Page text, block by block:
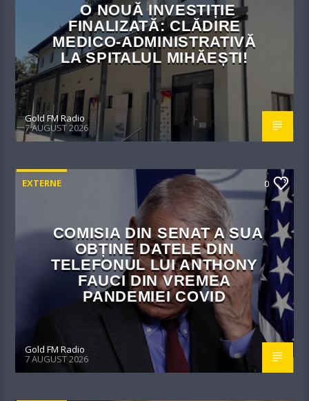
O NOUĂ INVESTIȚIE
FINALIZATĂ: CLĂDIRE
MEDICO-ADMINISTRATIVĂ
LA SPITALUL MIHĂEȘTI!​
Gold FM Radio
7 AUGUST 2026
EXTERNE 0
COMISIA DIN SENAT A SUA
OBȚINE DATELE DIN
TELEFONUL LUI ANTHONY
FAUCI DIN VREMEA
PANDEMIEI COVID
Gold FM Radio
7 AUGUST 2026